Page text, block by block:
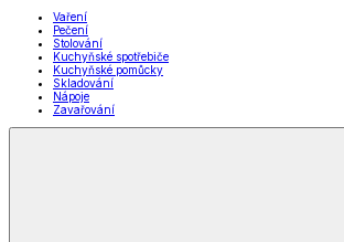
Vaření
Pečení
Stolování
Kuchyňské spotřebiče
Kuchyňské pomůcky
Skladování
Nápoje
Zavařování